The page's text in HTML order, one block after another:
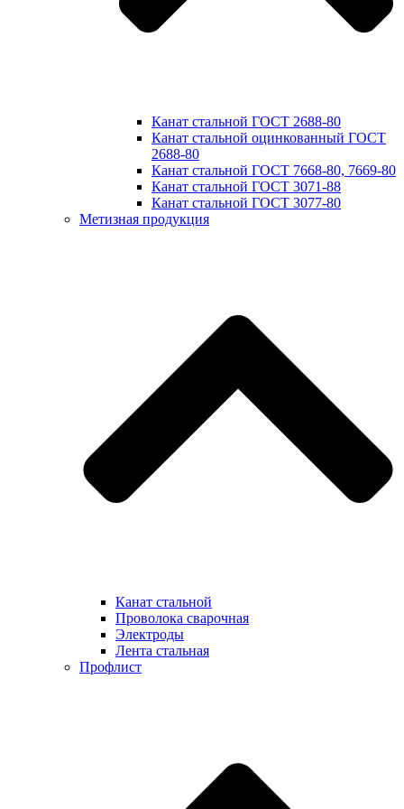
Канат стальной ГОСТ 2688-80
Канат стальной оцинкованный ГОСТ
2688-80
Канат стальной ГОСТ 7668-80, 7669-80
Канат стальной ГОСТ 3071-88
Канат стальной ГОСТ 3077-80
Метизная продукция
Канат стальной
Проволока сварочная
Электроды
Лента стальная
Профлист